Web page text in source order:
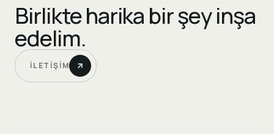
Birlikte harika bir şey inşa
edelim.
İLETIŞIM